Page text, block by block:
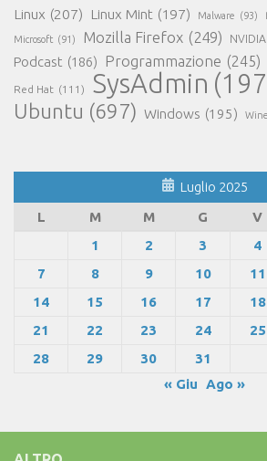
Linux (207) Linux Mint (197) Malware (93)
Microsoft (91) Mozilla Firefox (249) NVIDIA
Podcast (186) Programmazione (245)
Red Hat (111) SysAdmin
Ubuntu (697) Windows (195) Wine
Luglio 2025
L
M M G V
1
2 3 4
7
8 9 10 11
14
15 16 17 18
21
22 23 24 25
28
29 30
31
« Giu Ago »